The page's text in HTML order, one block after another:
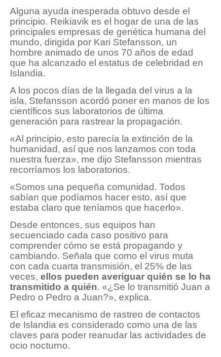
Alguna ayuda inesperada obtuvo desde el
principio. Reikiavik es el hogar de una de las
principales empresas de genética humana del
mundo, dirigida por Kari Stefansson, un
hombre animado de unos 70 años de edad
que ha alcanzado el estatus de celebridad en
Islandia.
A los pocos días de la llegada del virus a la
isla, Stefansson acordó poner en manos de los
científicos sus laboratorios de última
generación para rastrear la propagación.
«Al principio, esto parecía la extinción de la
humanidad, así que nos lanzamos con toda
nuestra fuerza», me dijo Stefansson mientras
recorríamos los laboratorios.
«Somos una pequeña comunidad. Todos
sabían que podíamos hacer esto, así que
estaba claro que teníamos que hacerlo».
Desde entonces, sus equipos han
secuenciado cada caso positivo para
comprender cómo se está propagando y
cambiando. Señala que como el virus muta
con cada cuarta transmisión, el 25% de las
veces, ellos pueden averiguar quién se lo ha
transmitido a quién. «¿Se lo transmitió Juan a
Pedro o Pedro a Juan?», explica.
El eficaz mecanismo de rastreo de contactos
de Islandia es considerado como una de las
claves para poder reanudar las actividades de
ocio nocturno.